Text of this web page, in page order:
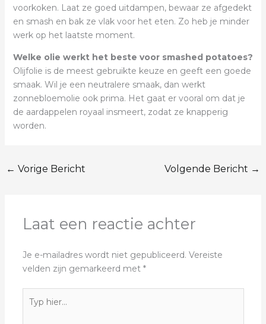
voorkoken. Laat ze goed uitdampen, bewaar ze afgedekt
en smash en bak ze vlak voor het eten. Zo heb je minder
werk op het laatste moment.
Welke olie werkt het beste voor smashed potatoes?
Olijfolie is de meest gebruikte keuze en geeft een goede
smaak. Wil je een neutralere smaak, dan werkt
zonnebloemolie ook prima. Het gaat er vooral om dat je
de aardappelen royaal insmeert, zodat ze knapperig
worden.
← Vorige Bericht Volgende Bericht →
Laat een reactie achter
Je e-mailadres wordt niet gepubliceerd. Vereiste
velden zijn gemarkeerd met *
hier...